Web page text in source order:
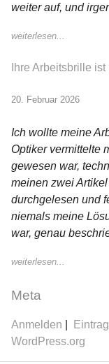
weiter auf, und
weiterlesen...
Ihre Arbeitsbrille
20. Februar 2026
Ich wollte meine
Optiker vermittelte
gewesen war,
meinen zwei
durchgelesen und
niemals meine
war, genau
weiterlesen...
Meta
Anmelden
WordPress.org